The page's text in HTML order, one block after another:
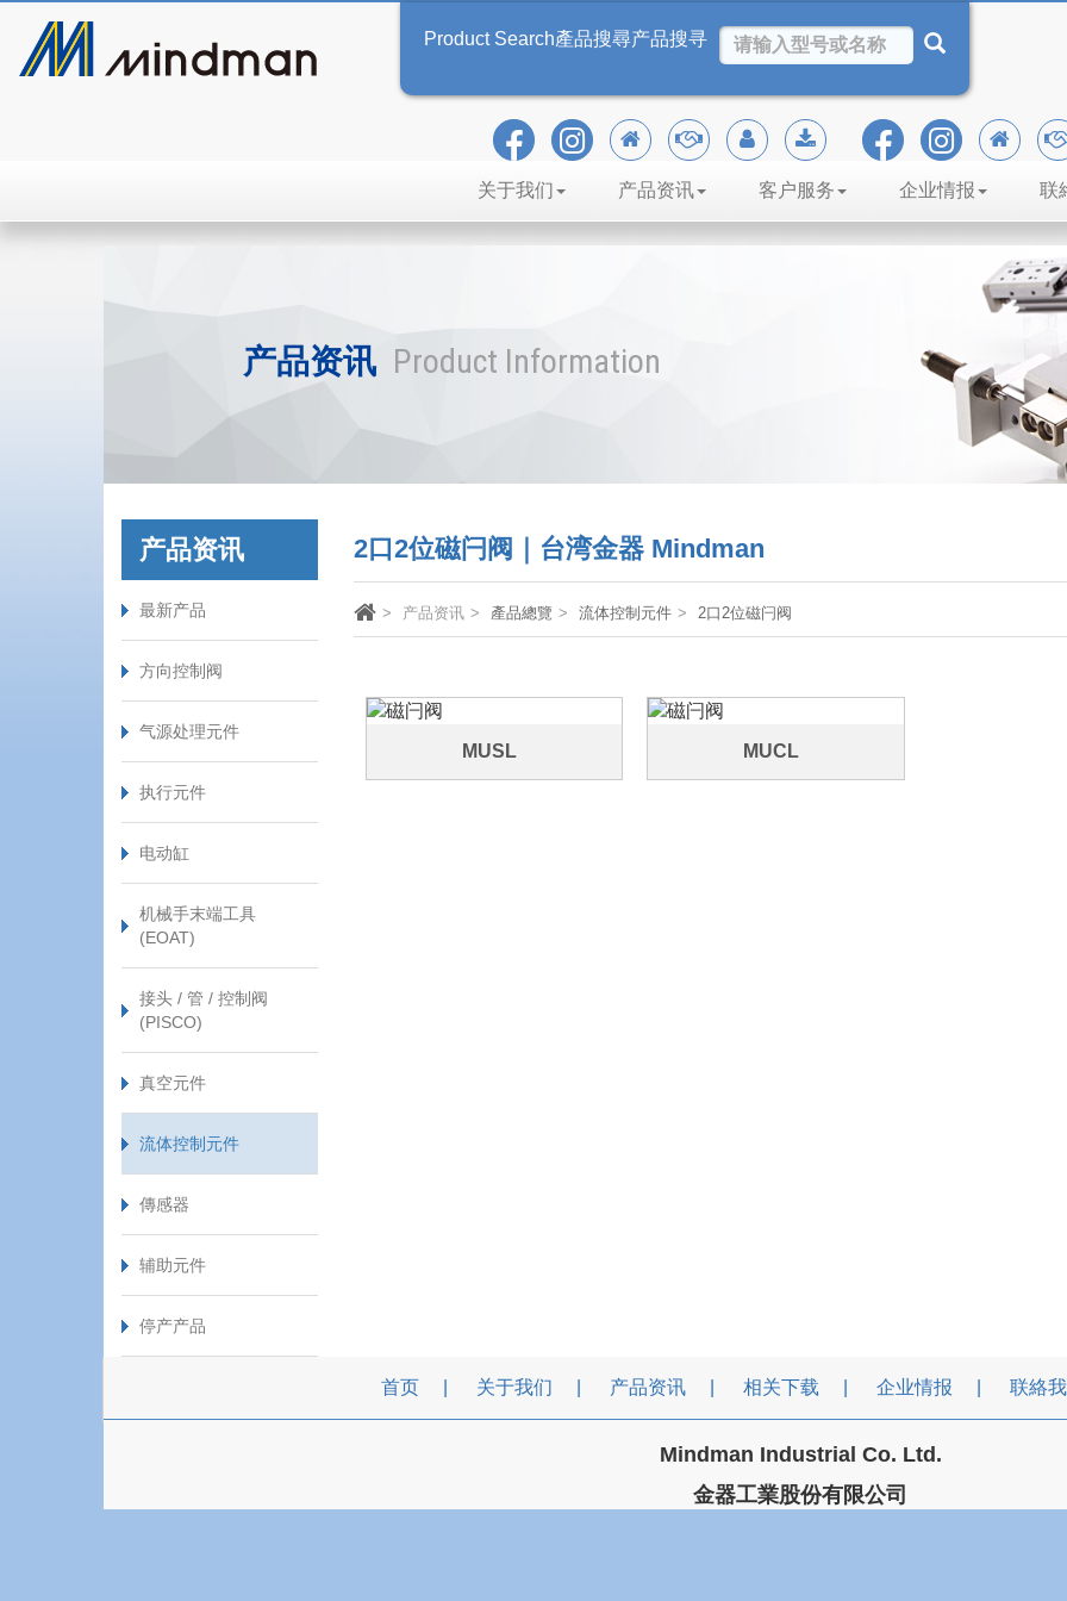
Product Search產品搜尋产品搜寻
关于我们 产品资讯 客户服务 企业情报 联
产品资讯 Product Information
产品资讯
最新产品
方向控制阀
气源处理元件
执行元件
电动缸
机械手末端工具
(EOAT)
接头 / 管 / 控制阀
(PISCO)
真空元件
流体控制元件
傳感器
辅助元件
停产产品
2口2位磁闩阀｜台湾金器 Mindman
产品资讯 產品總覽 流体控制元件 2口2位磁闩阀
MUSL MUCL
首页 关于我们 产品资讯 相关下载 企业情报 联絡
Mindman Industrial Co. Ltd.
金器工業股份有限公司